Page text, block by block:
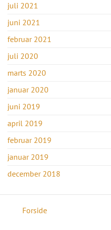
juli 2021
juni 2021
februar 2021
juli 2020
marts 2020
januar 2020
juni 2019
april 2019
februar 2019
januar 2019
december 2018
Forside